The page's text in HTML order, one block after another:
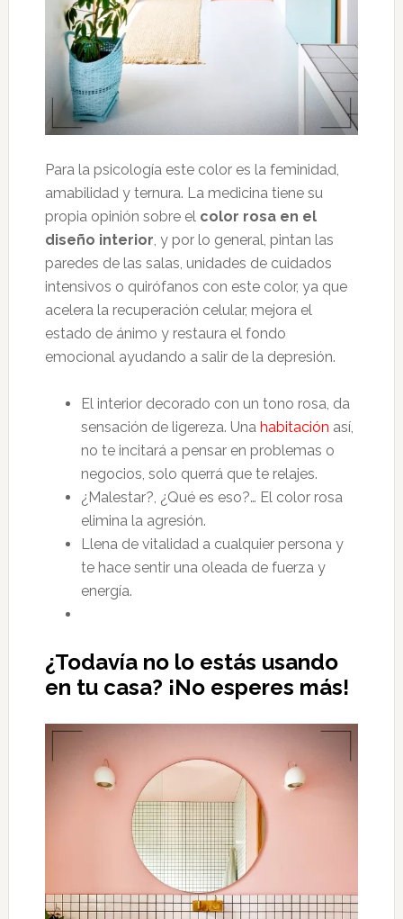
Para la psicología este color es la feminidad,
amabilidad y ternura. La medicina tiene su
propia opinión sobre el color rosa en el
diseño interior, y por lo general, pintan las
paredes de las salas, unidades de cuidados
intensivos o quirófanos con este color, ya que
acelera la recuperación celular, mejora el
estado de ánimo y restaura el fondo
emocional ayudando a salir de la depresión.
El interior decorado con un tono rosa, da
sensación de ligereza. Una habitación así,
no te incitará a pensar en problemas o
negocios, solo querrá que te relajes.
¿Malestar?, ¿Qué es eso?… El color rosa
elimina la agresión.
Llena de vitalidad a cualquier persona y
te hace sentir una oleada de fuerza y
energía.
¿Todavía no lo estás usando
en tu casa? ¡No esperes más!